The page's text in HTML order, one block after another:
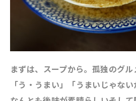
まずは、スープから。孤独のグル
「う・うまい」「うまいじゃな